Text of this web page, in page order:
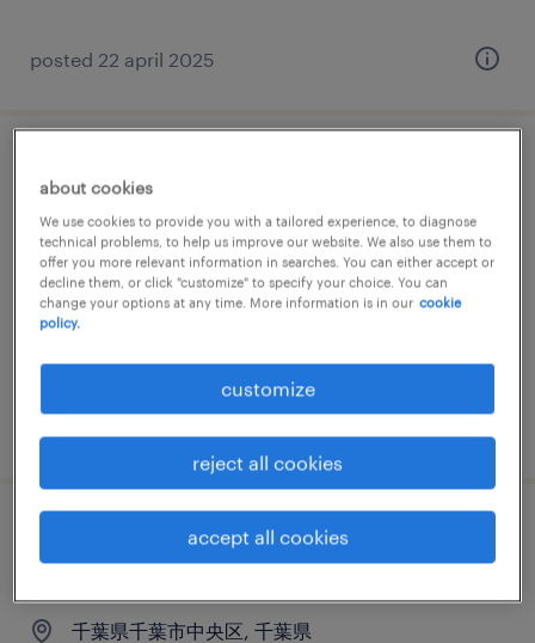
posted 22 april 2025
務
千葉県千葉市中央区, 千葉県
temporary
¥1500.00 per hour
その他の仕分け・ピッキング・梱包、組
立・部品加工、検品
千葉県千葉市中央区, 千葉県
about cookies
We use cookies to provide you with a tailored experience, to diagnose
technical problems, to help us improve our website. We also use them to
offer you more relevant information in searches. You can either accept or
decline them, or click "customize" to specify your choice. You can
change your options at any time. More information is in our cookie
policy.
customize
reject all cookies
accept all cookies